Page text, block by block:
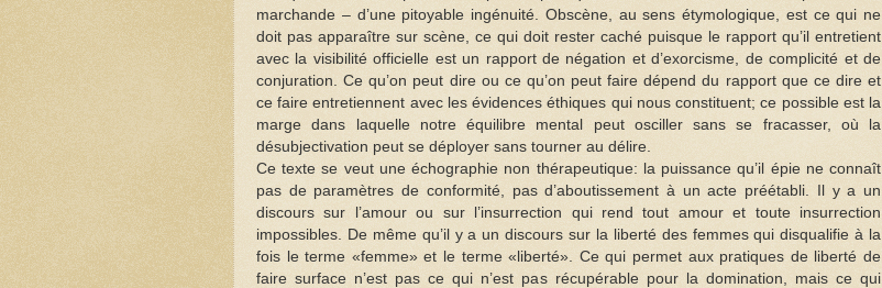
marchande – d’une pitoyable ingénuité. Obscène, au sens étymologique, est ce qui ne
doit pas apparaître sur scène, ce qui doit rester caché puisque le rapport qu’il entretient
avec la visibilité officielle est un rapport de négation et d’exorcisme, de complicité et de
conjuration. Ce qu’on peut dire ou ce qu’on peut faire dépend du rapport que ce dire et
ce faire entretiennent avec les évidences éthiques qui nous constituent; ce possible est la
marge dans laquelle notre équilibre mental peut osciller sans se fracasser, où la
désubjectivation peut se déployer sans tourner au délire.
Ce texte se veut une échographie non thérapeutique: la puissance qu’il épie ne connaît
pas de paramètres de conformité, pas d’aboutissement à un acte préétabli. Il y a un
discours sur l’amour ou sur l’insurrection qui rend tout amour et toute insurrection
impossibles. De même qu’il y a un discours sur la liberté des femmes qui disqualifie à la
fois le terme «femme» et le terme «liberté». Ce qui permet aux pratiques de liberté de
faire surface n’est pas ce qui n’est pas récupérable pour la domination, mais ce qui